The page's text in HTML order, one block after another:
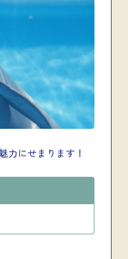
力にせまります！